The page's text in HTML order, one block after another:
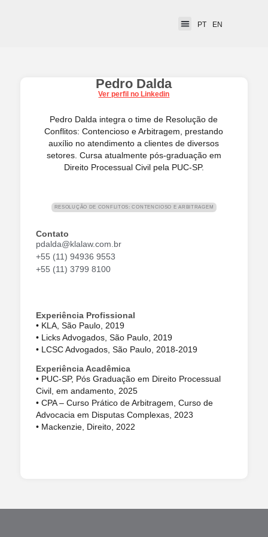
PT EN
Pedro Dalda
Ver perfil no Linkedin
Pedro Dalda integra o time de Resolução de
Conflitos: Contencioso e Arbitragem, prestando
auxílio no atendimento a clientes de diversos
setores. Cursa atualmente pós-graduação em
Direito Processual Civil pela PUC-SP.
RESOLUÇÃO DE CONFLITOS: CONTENCIOSO E ARBITRAGEM
Contato
pdalda@klalaw.com.br
+55 (11) 94936 9553
+55 (11) 3799 8100
Experiência Profissional
• KLA, São Paulo, 2019
• Licks Advogados, São Paulo, 2019
• LCSC Advogados, São Paulo, 2018-2019
Experiência Acadêmica
• PUC-SP, Pós Graduação em Direito Processual
Civil, em andamento, 2025
• CPA – Curso Prático de Arbitragem, Curso de
Advocacia em Disputas Complexas, 2023
• Mackenzie, Direito, 2022